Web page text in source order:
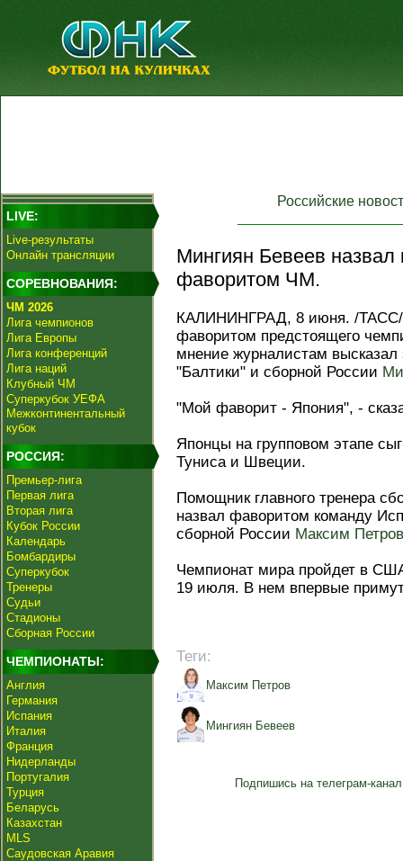
LIVE:
Live-результаты
Онлайн трансляции
СОРЕВНОВАНИЯ:
ЧМ 2026
Лига чемпионов
Лига Европы
Лига конференций
Лига наций
Клубный ЧМ
Суперкубок УЕФА
Межконтинентальный
кубок
РОССИЯ:
Премьер-лига
Первая лига
Вторая лига
Кубок России
Календарь
Бомбардиры
Суперкубок
Тренеры
Судьи
Стадионы
Сборная России
ЧЕМПИОНАТЫ:
Англия
Германия
Испания
Италия
Франция
Нидерланды
Португалия
Турция
Беларусь
Казахстан
MLS
Саудовская Аравия
Российские
Мингиян Бевеев
фаворитом ЧМ.
КАЛИНИНГРАД, 8 июня. /ТАСС/.
фаворитом предстоящего
мнение журналистам высказал
"Балтики" и сборной России
"Мой фаворит - Япония", -
Японцы на групповом этапе
Туниса и Швеции.
Помощник главного тренера
назвал фаворитом команду
сборной России Максим Петров
Чемпионат мира пройдет в
19 июля. В нем впервые
Теги:
Максим Петров
Мингиян Бевеев
Подпишись на телеграм-